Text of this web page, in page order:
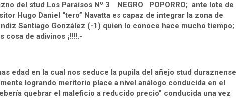
del stud Los Paraísos Nº 3 NEGRO POPORRO; ante lote de
Hugo Daniel “tero” Navatta es capaz de integrar la zona de
Santiago González (-1) quien lo conoce hace mucho tiempo;
cosa de adivinos ¡!!!!.-
edad en la cual nos seduce la pupila del añejo stud duraznense
logrando meritorio place a nivel análogo conducida en el
quebrar el maleficio a reducido precio” conducida una vez